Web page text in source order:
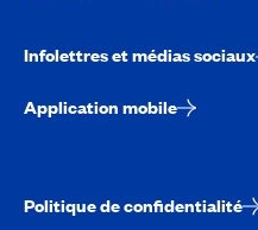
Infolettres et médias sociaux
Application mobile
Politique de confidentialité